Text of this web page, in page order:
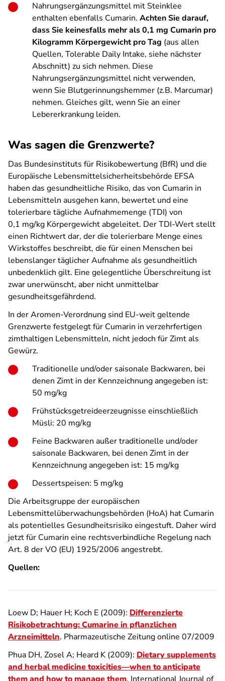
Nahrungsergänzungsmittel mit Steinklee
enthalten ebenfalls Cumarin. Achten Sie darauf,
dass Sie keinesfalls mehr als 0,1 mg Cumarin pro
Kilogramm Körpergewicht pro Tag (aus allen
Quellen, Tolerable Daily Intake, siehe nächster
Abschnitt) zu sich nehmen. Diese
Nahrungsergänzungsmittel nicht verwenden,
wenn Sie Blutgerinnungshemmer (z.B. Marcumar)
nehmen. Gleiches gilt, wenn Sie an einer
Lebererkrankung leiden.
Was sagen die Grenzwerte?
Das Bundesinstituts für Risikobewertung (BfR) und die
Europäische Lebensmittelsicherheitsbehörde EFSA
haben das gesundheitliche Risiko, das von Cumarin in
Lebensmitteln ausgehen kann, bewertet und eine
tolerierbare tägliche Aufnahmemenge (TDI) von
0,1 mg/kg Körpergewicht abgeleitet. Der TDI-Wert stellt
einen Richtwert dar, der die tolerierbare Menge eines
Wirkstoffes beschreibt, die für einen Menschen bei
lebenslanger täglicher Aufnahme als gesundheitlich
unbedenklich gilt. Eine gelegentliche Überschreitung ist
zwar unerwünscht, aber nicht unmittelbar
gesundheitsgefährdend.
In der Aromen-Verordnung sind EU-weit geltende
Grenzwerte festgelegt für Cumarin in verzehr­fertigen
zimthaltigen Lebensmitteln, nicht jedoch für Zimt als
Gewürz.
Traditionelle und/oder saisonale Backwaren, bei
denen Zimt in der Kennzeichnung angegeben ist:
50 mg/kg
Frühstücksgetreideerzeugnisse einschließlich
Müsli: 20 mg/kg
Feine Backwaren außer traditionelle und/oder
saisonale Backwaren, bei denen Zimt in der
Kennzeichnung angegeben ist: 15 mg/kg
Dessertspeisen: 5 mg/kg
Die Arbeitsgruppe der europäischen
Lebensmittelüberwachungsbehörden (HoA) hat Cumarin
als potentielles Gesundheitsrisiko eingestuft. Daher wird
jetzt für Cumarin eine rechtsverbindliche Regelung nach
Art. 8 der VO (EU) 1925/2006 angestrebt.
Quellen:
Loew D; Hauer H; Koch E (2009): Differenzierte
Risikobetrachtung: Cumarine in pflanzlichen
Arzneimitteln. Pharmazeutische Zeitung online 07/2009
Phua DH, Zosel A; Heard K (2009): Dietary supplements
and herbal medicine toxicities—when to anticipate